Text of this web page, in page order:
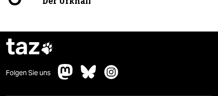
taz
Folgen Sie uns